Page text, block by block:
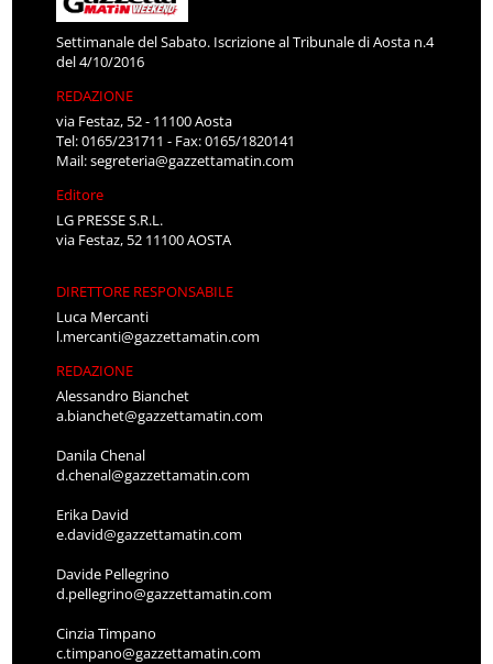
Settimanale del Sabato. Iscrizione al Tribunale di Aosta n.4
del 4/10/2016
REDAZIONE
via Festaz, 52 - 11100 Aosta
Tel: 0165/231711 - Fax: 0165/1820141
Mail:segreteria@gazzettamatin.com
Editore
LG PRESSE S.R.L.
via Festaz, 52 11100 AOSTA
DIRETTORE RESPONSABILE
Luca Mercanti
l.mercanti@gazzettamatin.com
REDAZIONE
Alessandro Bianchet
a.bianchet@gazzettamatin.com
Danila Chenal
d.chenal@gazzettamatin.com
Erika David
e.david@gazzettamatin.com
Davide Pellegrino
d.pellegrino@gazzettamatin.com
Cinzia Timpano
c.timpano@gazzettamatin.com